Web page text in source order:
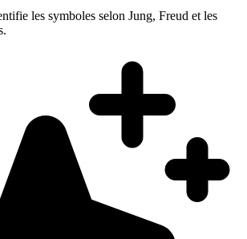
les symboles selon Jung, Freud et les